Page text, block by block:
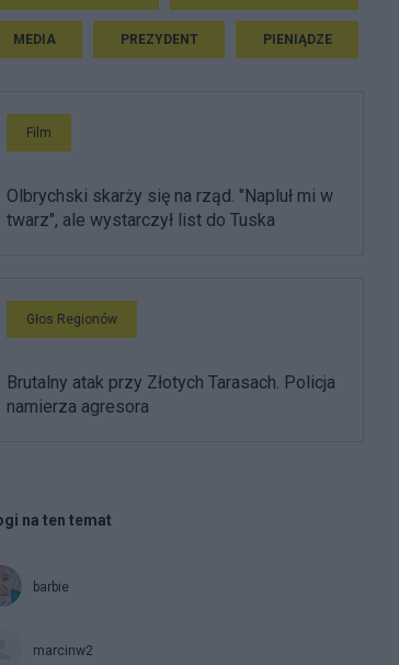
MEDIA PREZYDENT PIENIĄDZE
Film
Olbrychski skarży się na rząd. "Napluł mi w
twarz", ale wystarczył list do Tuska
Głos Regionów
Brutalny atak przy Złotych Tarasach. Policja
namierza agresora
na ten temat
barbie
marcinw2